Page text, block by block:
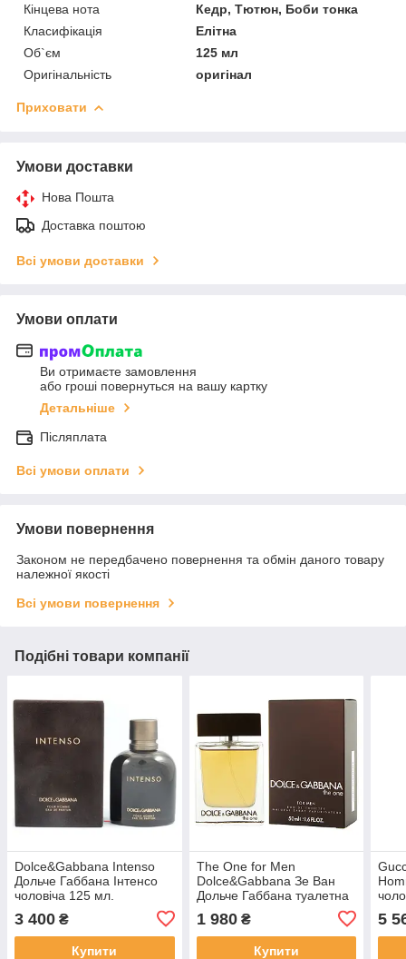
Кінцева нота
Кедр, Тютюн, Боби тонка
Класифікація
Елітна
Об`єм
125 мл
Оригінальність
оригінал
Приховати
Умови доставки
Нова Пошта
Доставка поштою
Всі умови доставки
Умови оплати
Ви отримаєте замовлення
або гроші повернуться на вашу картку
Детальніше
Післяплата
Всі умови оплати
Умови повернення
Законом не передбачено повернення та обмін даного товару
належної якості
Всі умови повернення
Подібні товари компанії
Dolce&Gabbana Intenso
Дольче Габбана Інтенсо
чоловіча 125 мл.
3 400 ₴
Купити
The One for Men
Dolce&Gabbana Зе Ван
Дольче Габбана туалетна
чоловіча Оригінал 50 мл.
1 980₴
Купити
5